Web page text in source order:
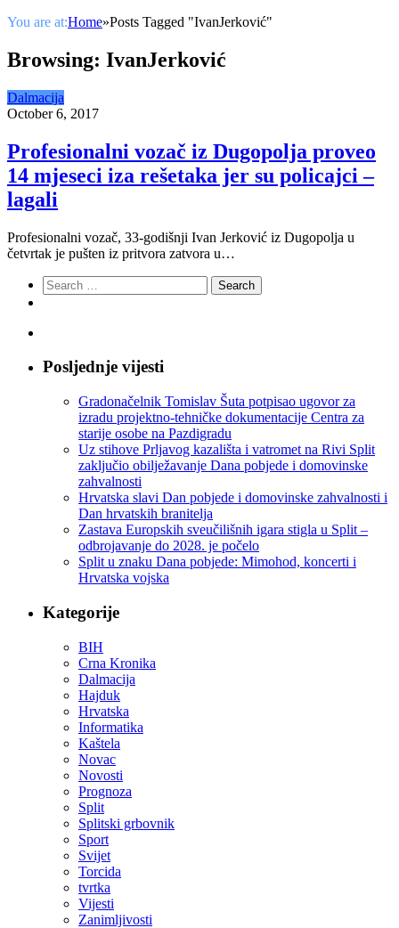
You are at:Home»Posts Tagged "IvanJerković"
Browsing: IvanJerković
Dalmacija
October 6, 2017
Profesionalni vozač iz Dugopolja proveo
14 mjeseci iza rešetaka jer su policajci –
lagali
Profesionalni vozač, 33-godišnji Ivan Jerković iz Dugopolja u
četvrtak je pušten iz pritvora zatvora u…
Search
for:
Posljednje vijesti
Gradonačelnik Tomislav Šuta potpisao ugovor za
izradu projektno-tehničke dokumentacije Centra za
starije osobe na Pazdigradu
Uz stihove Prljavog kazališta i vatromet na Rivi Split
zaključio obilježavanje Dana pobjede i domovinske
zahvalnosti
Hrvatska slavi Dan pobjede i domovinske zahvalnosti i
Dan hrvatskih branitelja
Zastava Europskih sveučilišnih igara stigla u Split –
odbrojavanje do 2028. je počelo
Split u znaku Dana pobjede: Mimohod, koncerti i
Hrvatska vojska
Kategorije
BIH
Crna Kronika
Dalmacija
Hajduk
Hrvatska
Informatika
Kaštela
Novac
Novosti
Prognoza
Split
Splitski grbovnik
Sport
Svijet
Torcida
tvrtka
Vijesti
Zanimljivosti